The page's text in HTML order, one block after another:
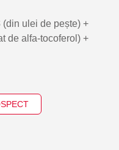
ulei de pește) +
de alfa-tocoferol) +